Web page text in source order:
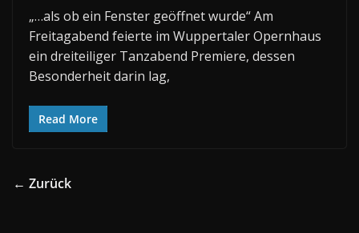
„…als ob ein Fenster geöffnet wurde“ Am
Freitagabend feierte im Wuppertaler Opernhaus
ein dreiteiliger Tanzabend Premiere, dessen
Besonderheit darin lag,
Read More
← Zurück